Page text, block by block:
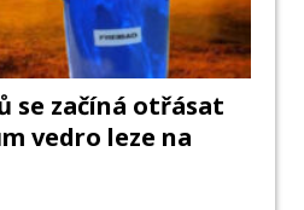
se začíná otřásat
vedro leze na